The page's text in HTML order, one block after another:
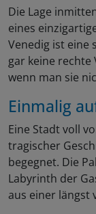
Die Lage
eines
Venedig ist eine
gar keine
wenn man sie
Einmalig
Eine Stadt voll
tragischer
begegnet. Die
Labyrinth der
aus einer längst